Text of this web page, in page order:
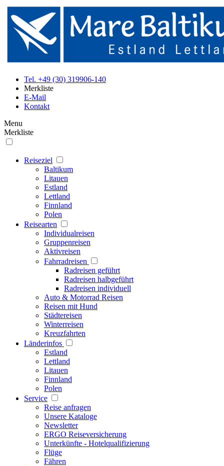
Tel. +49 (30) 319906-140
Merkliste
E-Mail
Kontakt
Menu
Merkliste
Reiseziel
Baltikum
Litauen
Estland
Lettland
Finnland
Polen
Reisearten
Individualreisen
Gruppenreisen
Aktivreisen
Fahrradreisen
Radreisen geführt
Radreisen halbgeführt
Radreisen individuell
Auto & Motorrad Reisen
Reisen mit Hund
Städtereisen
Winterreisen
Kreuzfahrten
Länderinfos
Estland
Lettland
Litauen
Finnland
Polen
Service
Reise anfragen
Unsere Kataloge
Newsletter
ERGO Reiseversicherung
Unterkünfte - Hotelqualifizierung
Flüge
Fähren